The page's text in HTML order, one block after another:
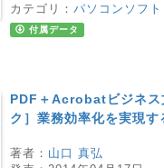
カテゴリ： パソコンソフト
付属データ
PDF＋Acrobatビジネス
ク］業務効率化を実現す
著者： 山口 真弘